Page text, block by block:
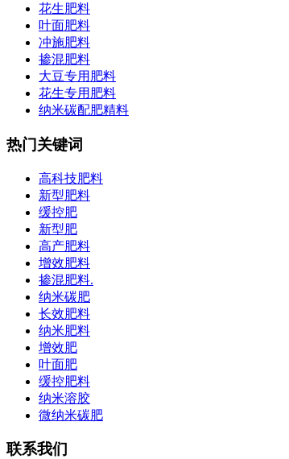
花生肥料
叶面肥料
冲施肥料
掺混肥料
大豆专用肥料
花生专用肥料
纳米碳配肥精料
热门关键词
高科技肥料
新型肥料
缓控肥
新型肥
高产肥料
增效肥料
掺混肥料.
纳米碳肥
长效肥料
纳米肥料
增效肥
叶面肥
缓控肥料
纳米溶胶
微纳米碳肥
联系我们